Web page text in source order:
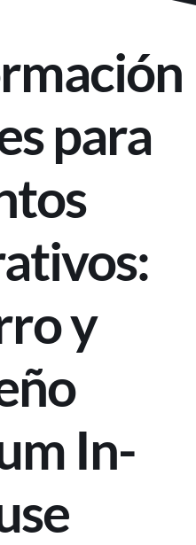
para
y
In-